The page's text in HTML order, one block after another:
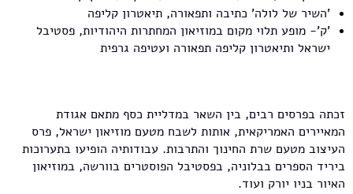
'השיר של לולה' כתיבה ותפאורה, תיאטרון קליפה
'ק'- מופע תלוי מקום במוזיאון המחתרות היהודיות, פסטיבל
ישראל ותיאטרון קליפה תפאורה ועטיפה גרפית
זכתה בפרסים רבים, בין השאר במדליית כסף מתאם אגודת
המאיירים האמריקאית, אותות לשבח מטעם מוזיאון ישראל, פרס
העיצוב מטעם שרת החינוך והתרבות. עבודותיה הופיעו בתערוכות
ביריד הספרים בבלוניה, בפסטיבל הפוסטרים בוורשה, במוזיאון
האיור בניו יורק ועוד.